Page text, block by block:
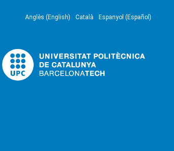
Anglès (English) Català Espanyol (Español)